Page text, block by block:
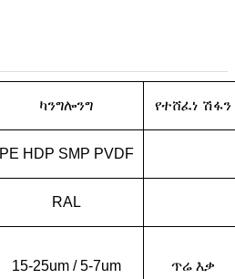
ካንግሎንግ የተሸፈነ ሽፋን
PE HDP SMP PVDF
RAL
15-25um / 5-7um ጥሬ እቃ